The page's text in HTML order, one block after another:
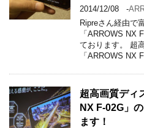
2014/12/08 -
Ripreさん経由で
「ARROWS NX
ております。 超
「ARROWS NX
超高画質ディ
NX F-02G」
ます！